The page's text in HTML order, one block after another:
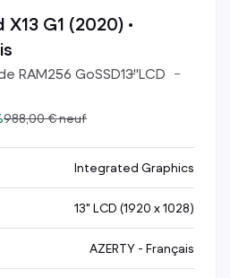
G1 (2020) •
RAM256 GoSSD13"LCD
988,00 €neuf
Integrated Graphics
13" LCD (1920 x 1028)
AZERTY - Français